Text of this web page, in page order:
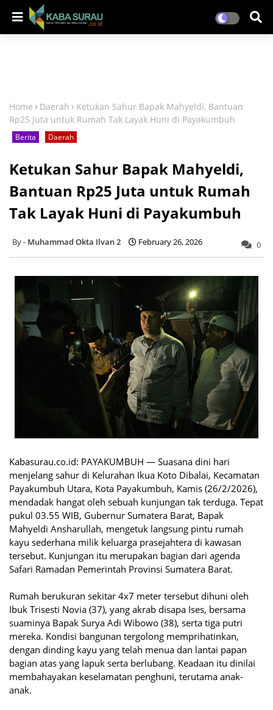
Home Daerah
Ketukan Sahur Bapak Mahyeldi, Bantuan
Rp25 Juta untuk Rumah Tak Layak Huni di Payakumbuh
Berita Daerah
Ketukan Sahur Bapak Mahyeldi,
Bantuan Rp25 Juta untuk Rumah
Tak Layak Huni di Payakumbuh
Muhammad Okta Ilvan 2 February 26, 2026 0
Kabasurau.co.id: PAYAKUMBUH — Suasana dini hari
menjelang sahur di Kelurahan Ikua Koto Dibalai, Kecamatan
Payakumbuh Utara, Kota Payakumbuh, Kamis (26/2/2026),
mendadak hangat oleh sebuah kunjungan tak terduga. Tepat
pukul 03.55 WIB, Gubernur Sumatera Barat, Bapak
Mahyeldi Ansharullah, mengetuk langsung pintu rumah
kayu sederhana milik keluarga prasejahtera di kawasan
tersebut. Kunjungan itu merupakan bagian dari agenda
Safari Ramadan Pemerintah Provinsi Sumatera Barat.
Rumah berukuran sekitar 4x7 meter tersebut dihuni oleh
Ibuk Trisesti Novia (37), yang akrab disapa Ises, bersama
suaminya Bapak Surya Adi Wibowo (38), serta tiga putri
mereka. Kondisi bangunan tergolong memprihatinkan,
dengan dinding kayu yang telah menua dan lantai papan
bagian atas yang lapuk serta berlubang. Keadaan itu dinilai
membahayakan keselamatan penghuni, terutama anak-
anak.